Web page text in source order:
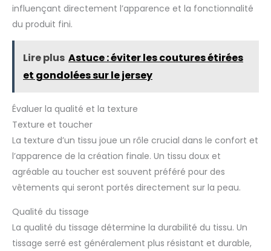
influençant directement l’apparence et la fonctionnalité
du produit fini.
Lire plus Astuce : éviter les coutures étirées
et gondolées sur le jersey
Évaluer la qualité et la texture
Texture et toucher
La texture d’un tissu joue un rôle crucial dans le confort et
l’apparence de la création finale. Un tissu doux et
agréable au toucher est souvent préféré pour des
vêtements qui seront portés directement sur la peau.
Qualité du tissage
La qualité du tissage détermine la durabilité du tissu. Un
tissage serré est généralement plus résistant et durable,